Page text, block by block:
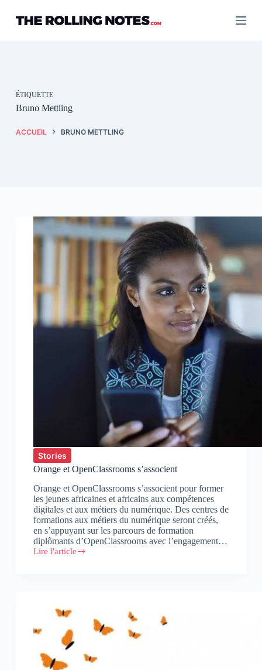
contenu
ÉTIQUETTE
Bruno Mettling
ACCUEIL BRUNO METTLING
Stories
Orange et OpenClassrooms s’associent
Orange et OpenClassrooms s’associent pour former
les jeunes africaines et africains aux compétences
digitales et aux métiers du numérique. Des centres de
formations aux métiers du numérique seront créés,
en s’appuyant sur les parcours de formation
diplômants d’OpenClassrooms avec l’engagement…
Lire l'article
Orange